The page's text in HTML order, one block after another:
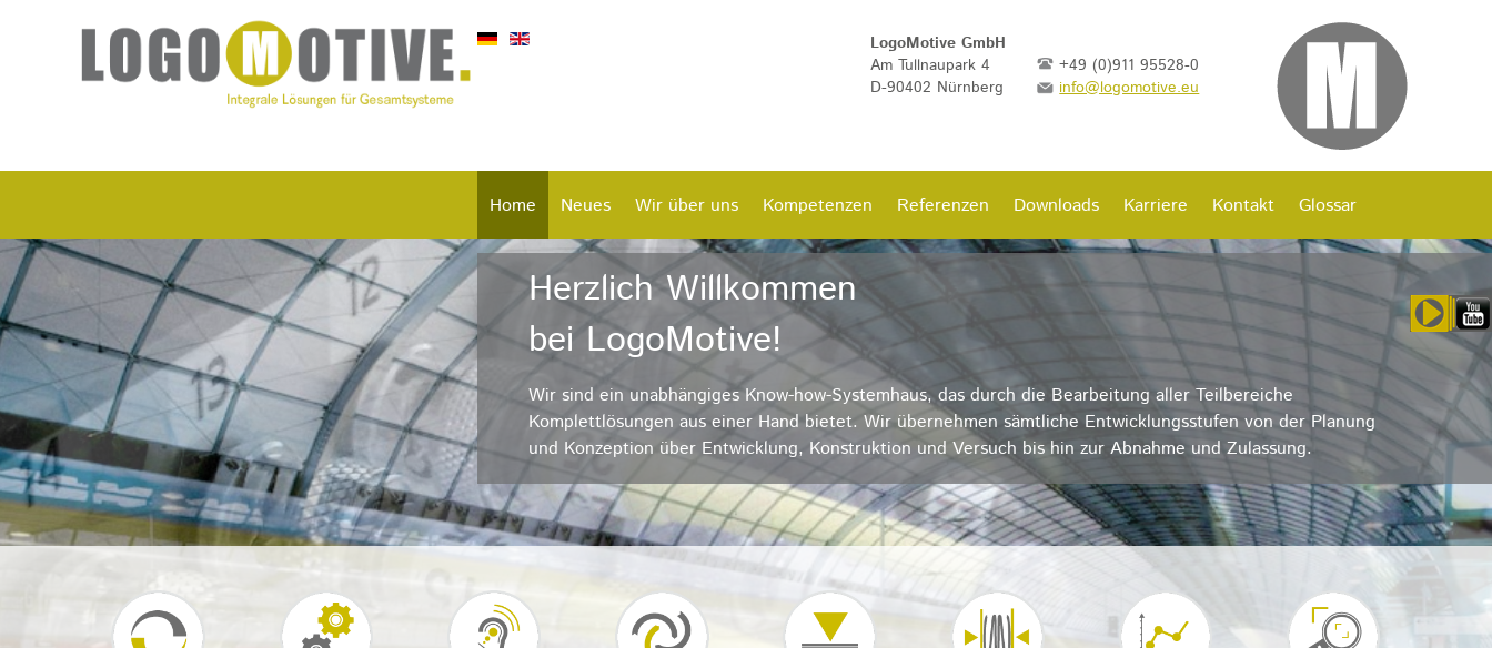
LogoMotive GmbH
Am Tullnaupark 4
D-90402 Nürnberg
+49 (0)911 95528-0
info@logomotive.eu
Home Neues Wir über uns Kompetenzen Referenzen Downloads Karriere Kontakt Glossar
Herzlich Willkommen
bei LogoMotive!
Wir sind ein unabhängiges Know-how-Systemhaus, das durch die Bearbeitung aller Teilbereiche
Komplettlösungen aus einer Hand bietet. Wir übernehmen sämtliche Entwicklungsstufen von der Planung
und Konzeption über Entwicklung, Konstruktion und Versuch bis hin zur Abnahme und Zulassung.